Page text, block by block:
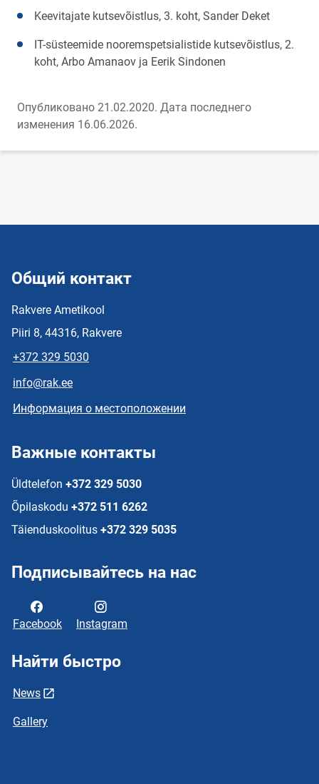
Keevitajate kutsevõistlus, 3. koht, Sander Deket
IT-süsteemide nooremspetsialistide kutsevõistlus, 2.
koht, Arbo Amanaov ja Eerik Sindonen
Опубликовано 21.02.2020. Дата последнего
изменения 16.06.2026.
Общий контакт
Rakvere Ametikool
Piiri 8, 44316, Rakvere
+372 329 5030
info@rak.ee
Информация о местоположении
Важные контакты
Üldtelefon +372 329 5030
Õpilaskodu +372 511 6262
Täienduskoolitus +372 329 5035
Подписывайтесь на нас
Facebook Instagram
Найти быстро
News
Gallery